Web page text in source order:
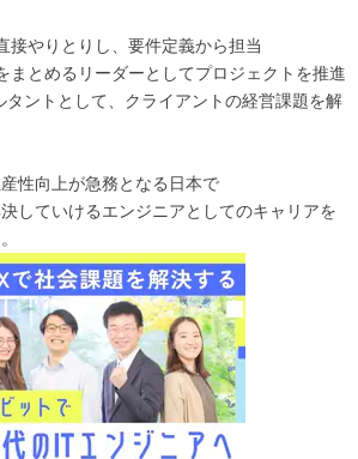
接やりとりし、要件定義から担当
まとめるリーダーとしてプロジェクトを推進
タントとして、クライアントの経営課題を解
性向上が急務となる日本で
していけるエンジニアとしてのキャリアを